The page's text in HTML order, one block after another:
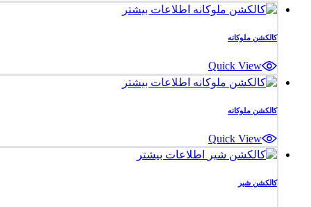
اطلاعات بیشتر
کالکشن ملوکانه
Quick View
اطلاعات بیشتر
کالکشن ملوکانه
Quick View
اطلاعات بیشتر
کالکشن شیر